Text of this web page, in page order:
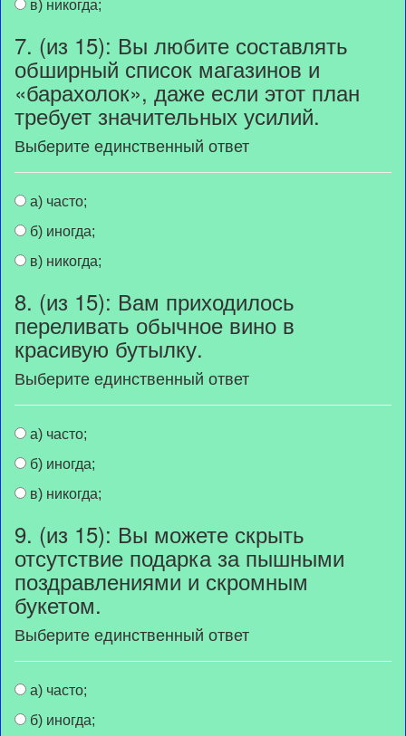
в) никогда;
7. (из 15): Вы любите составлять
обширный список магазинов и
«барахолок», даже если этот план
требует значительных усилий.
Выберите единственный ответ
а) часто;
б) иногда;
в) никогда;
8. (из 15): Вам приходилось
переливать обычное вино в
красивую бутылку.
Выберите единственный ответ
а) часто;
б) иногда;
в) никогда;
9. (из 15): Вы можете скрыть
отсутствие подарка за пышными
поздравлениями и скромным
букетом.
Выберите единственный ответ
а) часто;
б) иногда;